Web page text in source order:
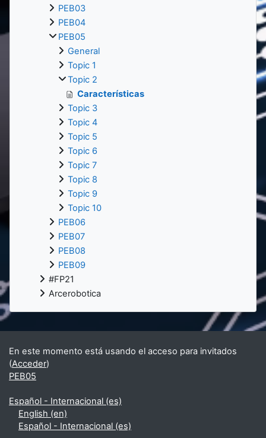
PEB03
PEB04
PEB05
General
Topic 1
Topic 2
Características
Topic 3
Topic 4
Topic 5
Topic 6
Topic 7
Topic 8
Topic 9
Topic 10
PEB06
PEB07
PEB08
PEB09
#FP21
Arcerobotica
En este momento está usando el acceso para invitados
(Acceder)
PEB05
Español - Internacional ‎(es)‎
English ‎(en)‎
Español - Internacional ‎(es)‎